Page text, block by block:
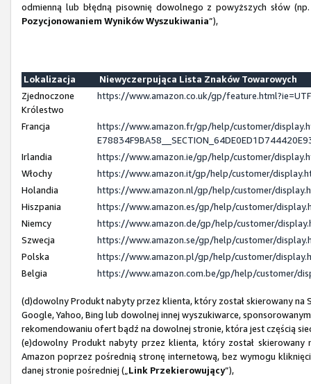
odmienną lub błędną pisownię dowolnego z powyższych słów
Pozycjonowaniem Wyników Wyszukiwania”),
Lokalizacja
Niewyczerpująca Lista Znaków Towarowych
Zjednoczone
Królestwo
https://www.amazon.co.uk/gp/
Francja
https://www.amazon.fr/gp/help/customer/
Irlandia
https://www.amazon.ie/gp/help/customer/
Włochy
https://www.amazon.it/gp/help/customer/
Holandia
https://www.amazon.nl/gp/help/customer/
Hiszpania
https://www.amazon.es/gp/help/customer/
Niemcy
https://www.amazon.de/gp/help/customer/
Szwecja
https://www.amazon.se/gp/help/customer/
Polska
https://www.amazon.pl/gp/help/customer/
Belgia
https://www.amazon.com.be/gp/help/customer/
(d)dowolny Produkt nabyty przez klienta, który został skierowany
Google, Yahoo, Bing lub dowolnej innej wyszukiwarce,
rekomendowaniu ofert bądź na dowolnej stronie, która jest częścią
(e)dowolny Produkt nabyty przez klienta, który został
Amazon poprzez pośrednią stronę internetową, bez wymogu
danej stronie pośredniej („ Link Przekierowujący”),